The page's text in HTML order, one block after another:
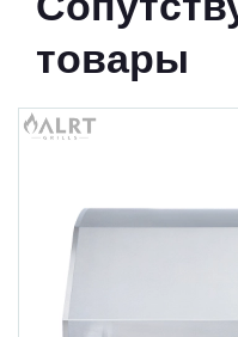
товары